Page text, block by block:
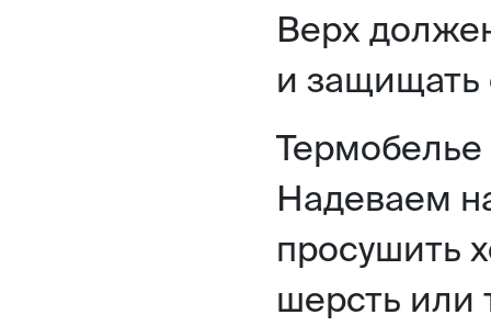
Верх
и защищать
Термобелье
Надеваем
просушить
шерсть или